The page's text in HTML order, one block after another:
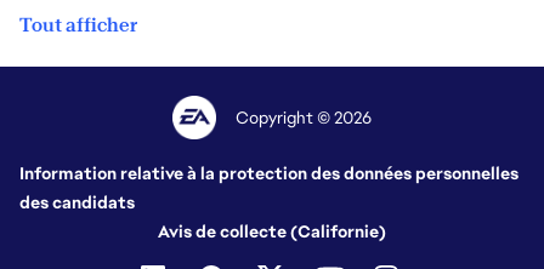
Tout afficher
Copyright © 2026
Information relative à la protection des données personnelles
des candidats
Avis de collecte (Californie)